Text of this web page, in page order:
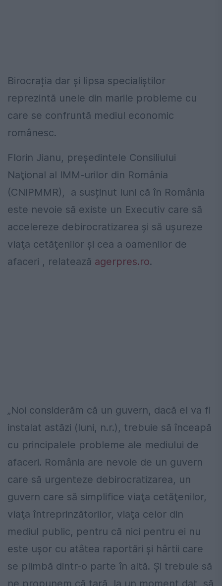
Birocrația dar și lipsa specialiștilor
reprezintă unele din marile probleme cu
care se confruntă mediul economic
românesc.
Florin Jianu, preşedintele Consiliului
Naţional al IMM-urilor din România
(CNIPMMR), a susținut luni că în România
este nevoie să existe un Executiv care să
accelereze debirocratizarea și să ușureze
viaţa cetăţenilor și cea a oamenilor de
afaceri , relatează agerpres.ro.
„Noi considerăm că un guvern, dacă el va fi
instalat astăzi (luni, n.r.), trebuie să înceapă
cu principalele probleme ale mediului de
afaceri. România are nevoie de un guvern
care să urgenteze debirocratizarea, un
guvern care să simplifice viaţa cetăţenilor,
viaţa întreprinzătorilor, viaţa celor din
mediul public, pentru că nici pentru ei nu
este uşor cu atâtea raportări şi hârtii care
se plimbă dintr-o parte în altă. Şi trebuie să
ne propunem că ţară, la un moment dat, să